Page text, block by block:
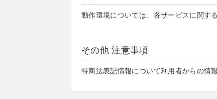
動作環境については、各サービスに関す
その他 注意事項
特商法表記情報について利用者からの情